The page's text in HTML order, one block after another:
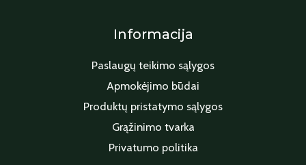
Informacija
Paslaugų teikimo sąlygos
Apmokėjimo būdai
Produktų pristatymo sąlygos
Grąžinimo tvarka
Privatumo politika